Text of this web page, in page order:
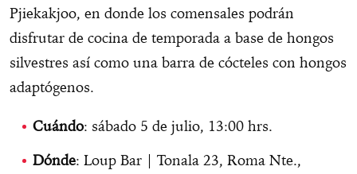
Pjiekakjoo, en donde los comensales podrán
disfrutar de cocina de temporada a base de hongos
silvestres así como una barra de cócteles con hongos
adaptógenos.
Cuándo: sábado 5 de julio, 13:00 hrs.
Dónde: Loup Bar | Tonala 23, Roma Nte.,